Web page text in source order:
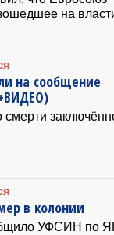
на
на сообщение
в колонии
УФСИН по